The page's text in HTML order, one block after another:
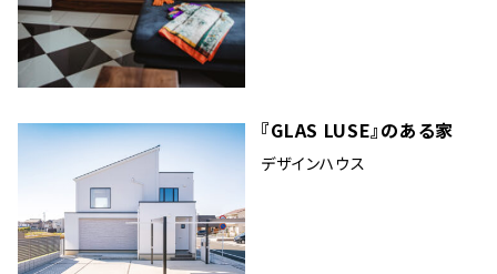
『GLAS LUSE』のある家
デザインハウス